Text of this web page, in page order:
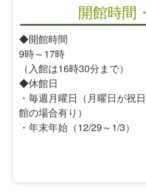
開館時間
◆開館時間
9時～17時
（入館は16時30分まで）
◆休館日
・毎週月曜日（月曜日が祝
館の場合有り）
・年末年始（12/29～1/3）